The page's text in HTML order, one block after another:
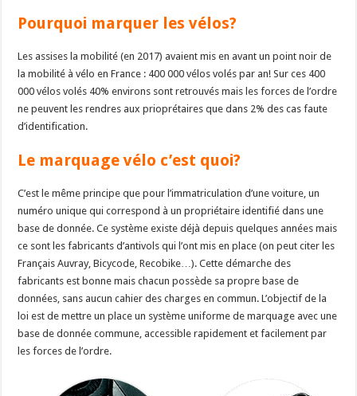
Pourquoi marquer les vélos?
Les assises la mobilité (en 2017) avaient mis en avant un point noir de
la mobilité à vélo en France : 400 000 vélos volés par an! Sur ces 400
000 vélos volés 40% environs sont retrouvés mais les forces de l’ordre
ne peuvent les rendres aux prioprétaires que dans 2% des cas faute
d’identification.
Le marquage vélo c’est quoi?
C’est le même principe que pour l’immatriculation d’une voiture, un
numéro unique qui correspond à un propriétaire identifié dans une
base de donnée. Ce système existe déjà depuis quelques années mais
ce sont les fabricants d’antivols qui l’ont mis en place (on peut citer les
Français Auvray, Bicycode, Recobike…). Cette démarche des
fabricants est bonne mais chacun possède sa propre base de
données, sans aucun cahier des charges en commun. L’objectif de la
loi est de mettre un place un système uniforme de marquage avec une
base de donnée commune, accessible rapidement et facilement par
les forces de l’ordre.